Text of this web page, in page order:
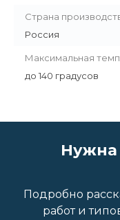
Страна
Россия
Максимальная
до 140 градусов
Нужна
Подробно
работ и